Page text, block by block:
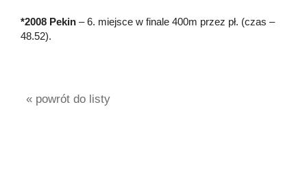
*2008 Pekin – 6. miejsce w finale 400m przez pł. (czas –
48.52).
« powrót do listy